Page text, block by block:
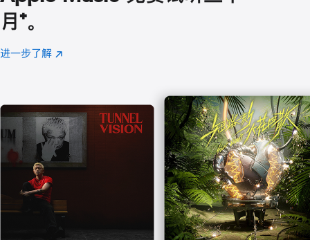
月 脚
注
⁺。
进一步了解 Apple
(在
口
中
打
开)